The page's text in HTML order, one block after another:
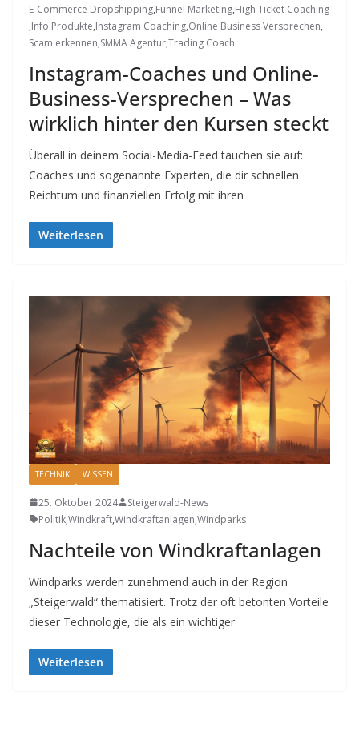
E-Commerce Dropshipping,Funnel Marketing,High Ticket Coaching
,Info Produkte,Instagram Coaching,Online Business Versprechen,
Scam erkennen,SMMA Agentur,Trading Coach
Instagram-Coaches und Online-
Business-Versprechen – Was
wirklich hinter den Kursen steckt
Überall in deinem Social-Media-Feed tauchen sie auf:
Coaches und sogenannte Experten, die dir schnellen
Reichtum und finanziellen Erfolg mit ihren
Weiterlesen
TECHNIK WISSEN
25. Oktober 2024
Steigerwald-News
Politik,Windkraft,Windkraftanlagen,Windparks
Nachteile von Windkraftanlagen
Windparks werden zunehmend auch in der Region
„Steigerwald“ thematisiert. Trotz der oft betonten Vorteile
dieser Technologie, die als ein wichtiger
Weiterlesen